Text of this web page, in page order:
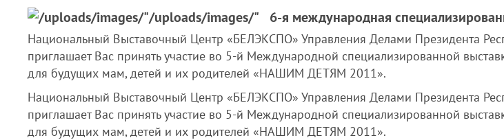
6-я международная
Национальный Выставочный Центр «БЕЛЭКСПО» Управления Делами Президента
приглашает Вас принять участие во 5-й Международной специализированной
для будущих мам, детей и их родителей «НАШИМ ДЕТЯМ 2011».
Национальный Выставочный Центр «БЕЛЭКСПО» Управления Делами Президента
приглашает Вас принять участие во 5-й Международной специализированной
для будущих мам, детей и их родителей «НАШИМ ДЕТЯМ 2011».